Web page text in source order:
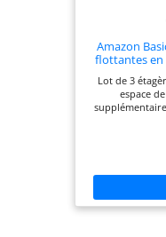
Amazon
flottantes en
Lot de 3
espace
capacité
Dimensions du
x H, par
N004130).
provenant